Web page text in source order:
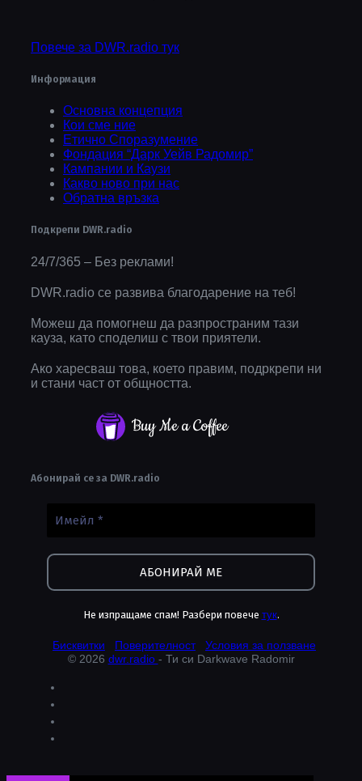
Повече за DWR.radio тук
Информация
Основна концепция
Кои сме ние
Етично Споразумение
Фондация “Дарк Уейв Радомир”
Кампании и Каузи
Какво ново при нас
Обратна връзка
Подкрепи DWR.radio
24/7/365 – Без реклами!
DWR.radio се развива благодарение на теб!
Можеш да помогнеш да разпространим тази
кауза, като споделиш с твои приятели.
Ако харесваш това, което правим, подркрепи ни
и стани част от общността.
Buy Me a Coffee
Абонирай се за DWR.radio
Не изпращаме спам! Разбери повече тук.
Бисквитки Поверителност
Условия за ползване
© 2026 dwr.radio - Ти си Darkwave Radomir